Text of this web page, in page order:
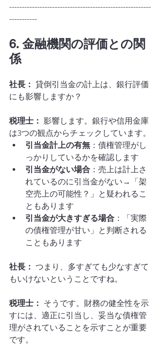
--------------------------------------------------------
-----------
6. 金融機関の評価との関
係
社長： 貸倒引当金の計上は、銀行評価
にも影響しますか？
税理士： 影響します。銀行や信用金庫
は3つの観点からチェックしています。
引当金計上の有無 ：債権管理がし
っかりしているかを確認します
引当金がない場合 ：売上は計上さ
れているのに引当金がない→「架
空売上の可能性？」と疑われるこ
ともあります
引当金が大きすぎる場合 ：「実際
の債権管理が甘い」と判断される
こともあります
社長： つまり、多すぎても少なすぎて
もいけないということですね。
税理士： そうです。財務の健全性を示
すには、適正に引当し、妥当な債権管
理がされていることを示すことが重要
です。